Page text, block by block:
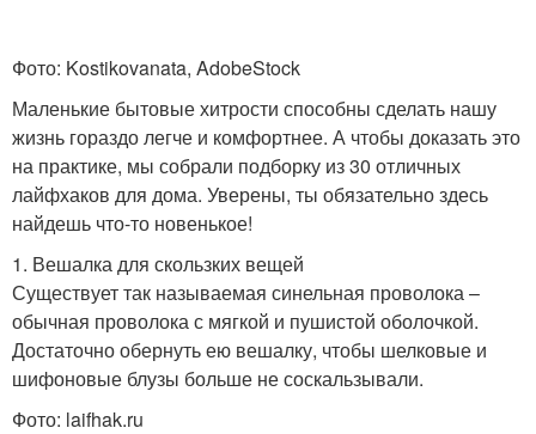
Фото: Kostikovanata, AdobeStock
Маленькие бытовые хитрости способны сделать нашу
жизнь гораздо легче и комфортнее. А чтобы доказать это
на практике, мы собрали подборку из 30 отличных
лайфхаков для дома. Уверены, ты обязательно здесь
найдешь что-то новенькое!
1. Вешалка для скользких вещей
Существует так называемая синельная проволока –
обычная проволока с мягкой и пушистой оболочкой.
Достаточно обернуть ею вешалку, чтобы шелковые и
шифоновые блузы больше не соскальзывали.
Фото: laifhak.ru